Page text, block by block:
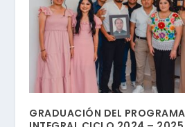
GRADUACIÓN DEL